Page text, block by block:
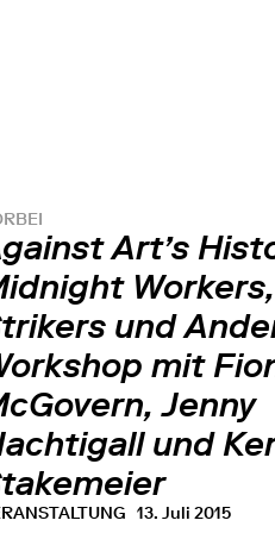
Art’s
und
mit
Jenny
und
13. Juli 2015